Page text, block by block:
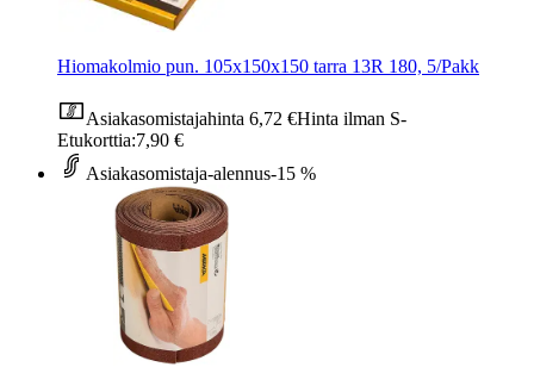
Hiomakolmio pun. 105x150x150 tarra 13R 180, 5/Pakk
Asiakasomistajahinta 6,72 €Hinta ilman S-
Etukorttia:7,90 €
Asiakasomistaja-alennus-15 %